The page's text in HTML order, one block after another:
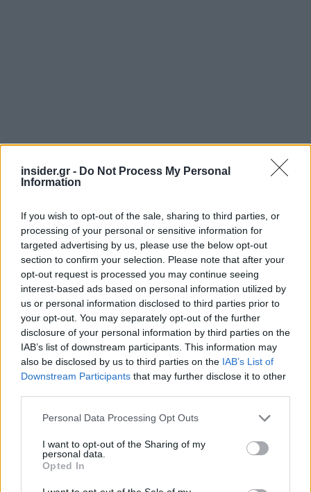
insider.gr - Do Not Process My Personal
Information
If you wish to opt-out of the sale, sharing to third parties, or
processing of your personal or sensitive information for
targeted advertising by us, please use the below opt-out
section to confirm your selection. Please note that after your
opt-out request is processed you may continue seeing
interest-based ads based on personal information utilized by
us or personal information disclosed to third parties prior to
your opt-out. You may separately opt-out of the further
disclosure of your personal information by third parties on the
IAB’s list of downstream participants. This information may
also be disclosed by us to third parties on the IAB’s List of
Downstream Participants that may further disclose it to other
Please note that this website/app uses one or more Google
not limited to your visit or usage behaviour. You may click to
grant or deny consent to Google and its third-party tags to
use your data for below specified purposes in below Google
consent section.
Personal Data Processing Opt Outs
I want to opt-out of the Sharing of my
personal data.
Opted In
Τέλος, αναφορικά με την εκτέλεση αποφάσεων
που έχουν εκδοθεί από δικαστικές ή άλλες Αρχές,
εφαρμόζονται κανονικά, αφού δεν εμπίπτουν
στην διαδικασία επιστροφής των στοιχείων.
Ακολουθήστε τοinsider.gr στο Google Newsκαι μάθετε
πρώτοι όλες τιςειδήσειςαπό την Ελλάδα και τον κόσμο.